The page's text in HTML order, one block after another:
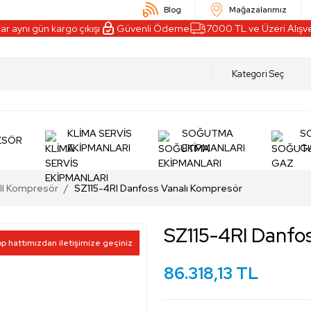
Blog Mağazalarımız
gün kargo çıkışı Güvenli Ödeme 7000 TL ve Üzeri
KLİMA SERVİS
EKİPMANLARI
SOĞUTMA
EKİPMANLARI
Kompresör SZ115-4RI Danfoss Vanalı Kompresör
hattımızdan iletişimize geçiniz SZ115-4RI
86.318,13 TL